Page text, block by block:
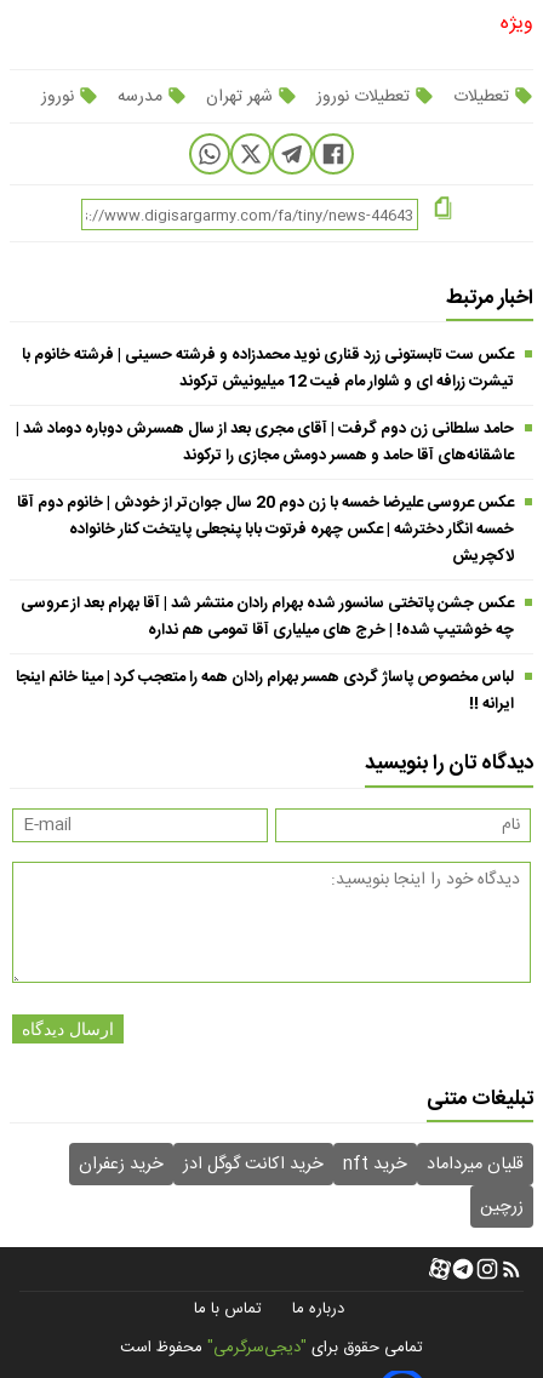
ویژه
تعطیلات تعطیلات نوروز شهر تهران مدرسه نوروز
اخبار مرتبط
عکس ست تابستونی زرد قناری نوید محمدزاده و فرشته حسینی | فرشته خانوم با
تیشرت زرافه ای و شلوار مام فیت 12 میلیونیش ترکوند
حامد سلطانی زن دوم گرفت | آقای مجری بعد از سال همسرش دوباره دوماد شد |
عاشقانه‌های آقا حامد و همسر دومش مجازی را ترکوند
عکس عروسی علیرضا خمسه با زن دوم 20 سال جوان‌تر از خودش | خانوم دوم آقا
خمسه انگار دخترشه | عکس چهره فرتوت بابا پنجعلی پایتخت کنار خانواده
لاکچریش
عکس جشن پاتختی سانسور شده بهرام رادان منتشر شد | آقا بهرام بعد از عروسی
چه خوشتیپ شده! | خرج های میلیاری آقا تمومی هم نداره
لباس مخصوص پاساژ گردی همسر بهرام رادان همه را متعجب کرد | مینا خانم اینجا
ایرانه !!
دیدگاه تان را بنویسید
ارسال دیدگاه
تبلیغات متنی
قلیان میرداماد خرید nft خرید اکانت گوگل ادز
خرید زعفران
زرچین
درباره ما
تماس با ما
تمامی حقوق برای "دیجی‌سرگرمی" محفوظ است